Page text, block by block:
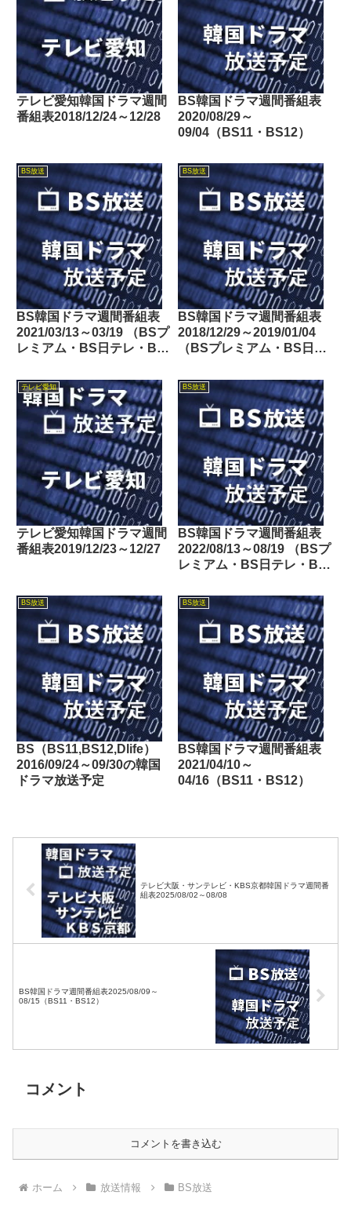
テレビ愛知韓国ドラマ週間
番組表2018/12/24～12/28
BS韓国ドラマ週間番組表
2020/08/29～
09/04（BS11・BS12）
BS放送
BS韓国ドラマ週間番組表
2021/03/13～03/19 （BSプ
レミアム・BS日テレ・BS
東・BSフジ）
BS放送
BS韓国ドラマ週間番組表
2018/12/29～2019/01/04
（BSプレミアム・BS日テ
BSテレ東・BSフジ）
テレビ愛知
テレビ愛知韓国ドラマ週間
番組表2019/12/23～12/27
BS放送
BS韓国ドラマ週間番組表
2022/08/13～08/19 （BSプ
レミアム・BS日テレ・BS
東・BSフジ）
BS放送
BS（BS11,BS12,Dlife）
2016/09/24～09/30の韓国
ドラマ放送予定
BS放送
BS韓国ドラマ週間番組表
2021/04/10～
04/16（BS11・BS12）
テレビ大阪・サンテレビ・KBS京都韓国ドラマ週間番
組表2025/08/02～08/08
BS韓国ドラマ週間番組表2025/08/09～
08/15（BS11・BS12）
コメント
コメントを書き込む
ホーム 放送情報 BS放送